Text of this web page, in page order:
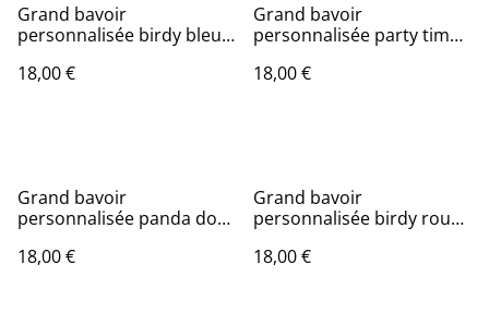
Grand bavoir
personnalisée birdy bleu
enduit
18,00 €
Grand bavoir
personnalisée party time
18,00 €
Grand bavoir
personnalisée panda dos
18,00 €
Grand bavoir
personnalisée birdy rouge
18,00 €